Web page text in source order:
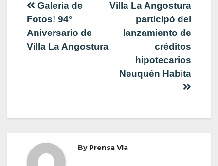
Navegación
de
entradas
Villa La Angostura
participó del
lanzamiento de
créditos
hipotecarios
Neuquén Habita
Galeria de
Fotos! 94°
Aniversario de
Villa La Angostura
By Prensa Vla